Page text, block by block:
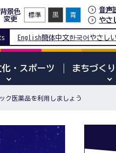
背景色
変更
音声
やさ
English簡体中文한국어 やさし
・スポーツ まちづく
ク医薬品を利用しましょう